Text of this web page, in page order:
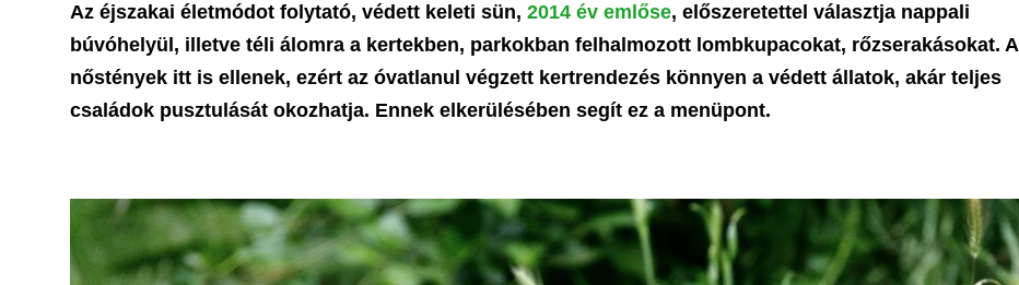
Az éjszakai életmódot folytató, védett keleti sün, 2014 év emlőse, előszeretettel választja nappali
búvóhelyül, illetve téli álomra a kertekben, parkokban felhalmozott lombkupacokat, rőzserakásokat. A
nőstények itt is ellenek, ezért az óvatlanul végzett kertrendezés könnyen a védett állatok, akár teljes
családok pusztulását okozhatja. Ennek elkerülésében segít ez a menüpont.